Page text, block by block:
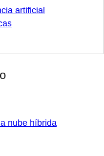
artificial
nube híbrida